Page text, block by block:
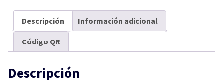
LITROS
cantidad
Descripción Información adicional
Código QR
Descripción